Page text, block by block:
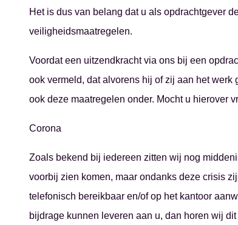
Het is dus van belang dat u als opdrachtgever
veiligheidsmaatregelen.
Voordat een uitzendkracht via ons bij een
ook vermeld, dat alvorens hij of zij aan het
ook deze maatregelen onder. Mocht u hierover
Corona
Zoals bekend bij iedereen zitten wij nog
voorbij zien komen, maar ondanks deze crisis
telefonisch bereikbaar en/of op het kantoor
bijdrage kunnen leveren aan u, dan horen wij dit